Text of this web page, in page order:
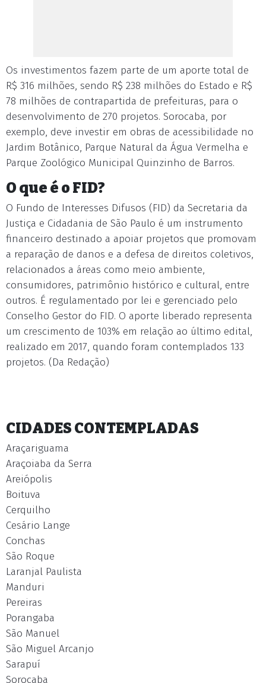
Os investimentos fazem parte de um aporte total de
R$ 316 milhões, sendo R$ 238 milhões do Estado e R$
78 milhões de contrapartida de prefeituras, para o
desenvolvimento de 270 projetos. Sorocaba, por
exemplo, deve investir em obras de acessibilidade no
Jardim Botânico, Parque Natural da Água Vermelha e
Parque Zoológico Municipal Quinzinho de Barros.
O que é o FID?
O Fundo de Interesses Difusos (FID) da Secretaria da
Justiça e Cidadania de São Paulo é um instrumento
financeiro destinado a apoiar projetos que promovam
a reparação de danos e a defesa de direitos coletivos,
relacionados a áreas como meio ambiente,
consumidores, patrimônio histórico e cultural, entre
outros. É regulamentado por lei e gerenciado pelo
Conselho Gestor do FID. O aporte liberado representa
um crescimento de 103% em relação ao último edital,
realizado em 2017, quando foram contemplados 133
projetos. (Da Redação)
CIDADES CONTEMPLADAS
Araçariguama
Araçoiaba da Serra
Areiópolis
Boituva
Cerquilho
Cesário Lange
Conchas
São Roque
Laranjal Paulista
Manduri
Pereiras
Porangaba
São Manuel
São Miguel Arcanjo
Sarapuí
Sorocaba